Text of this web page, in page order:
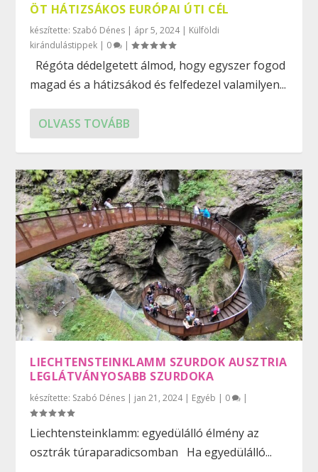
ÖT HÁTIZSÁKOS EURÓPAI ÚTI CÉL
készítette: Szabó Dénes | ápr 5, 2024| Külföldi
kirándulástippek | 0 |
Régóta dédelgetett álmod, hogy egyszer fogod
magad és a hátizsákod és felfedezel valamilyen...
OLVASS TOVÁBB
LIECHTENSTEINKLAMM SZURDOK AUSZTRIA
LEGLÁTVÁNYOSABB SZURDOKA
készítette: Szabó Dénes | jan 21, 2024| Egyéb | 0 |
Liechtensteinklamm: egyedülálló élmény az
osztrák túraparadicsomban Ha egyedülálló...